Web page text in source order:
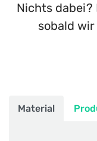
Nichts dabei?
sobald
Material